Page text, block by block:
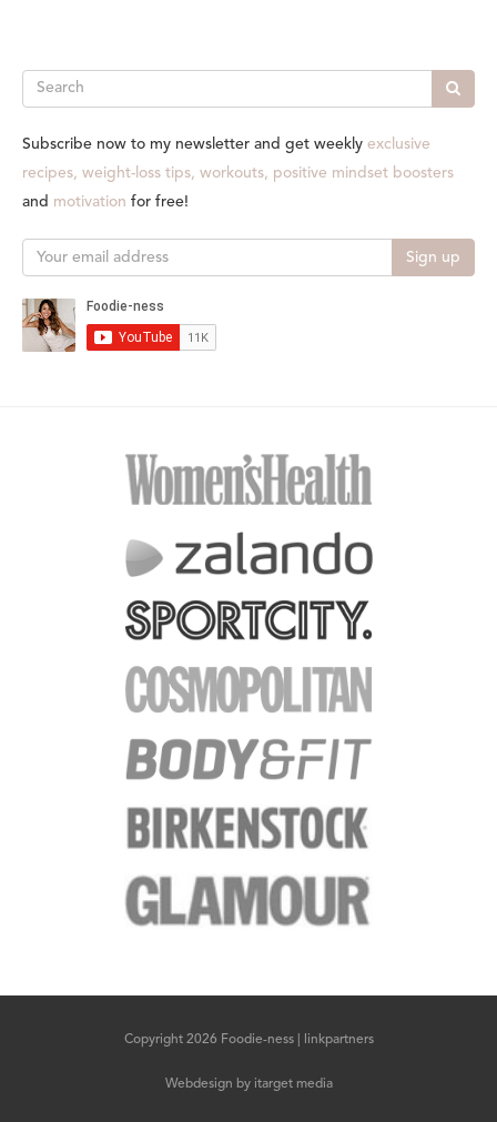
Search
Subscribe now to my newsletter and get weekly exclusive
recipes, weight-loss tips, workouts, positive mindset boosters
and motivation for free!
Copyright 2026 Foodie-ness | linkpartners
Webdesign by itarget media